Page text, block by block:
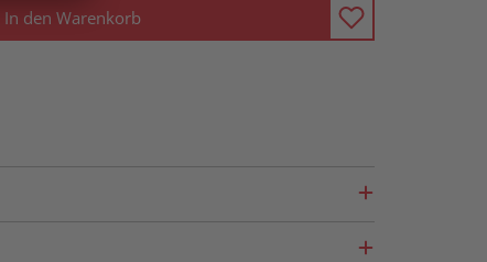
In den Warenkorb